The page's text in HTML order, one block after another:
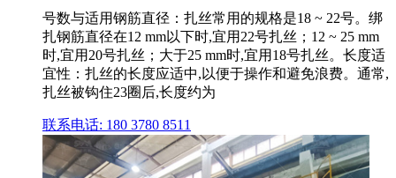
号数与适用钢筋直径：扎丝常用的规格是18 ~ 22号。绑
扎钢筋直径在12 mm以下时,宜用22号扎丝；12 ~ 25 mm
时,宜用20号扎丝；大于25 mm时,宜用18号扎丝。长度适
宜性：扎丝的长度应适中,以便于操作和避免浪费。通常,
扎丝被钩住23圈后,长度约为
联系电话: 180 3780 8511